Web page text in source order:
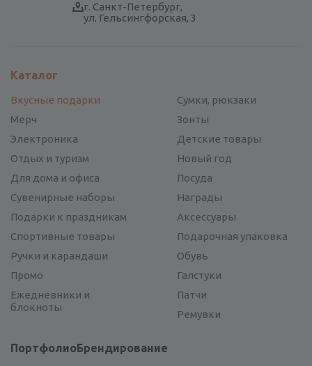
г. Санкт-Петербург,
ул. Гельсингфорская, 3
Каталог
Вкусные подарки
Мерч
Электроника
Отдых и туризм
Для дома и офиса
Сувенирные наборы
Подарки к праздникам
Спортивные товары
Ручки и карандаши
Промо
Ежедневники и
блокноты
Сумки, рюкзаки
Зонты
Детские товары
Новый год
Посуда
Награды
Аксессуары
Подарочная упаковка
Обувь
Галстуки
Патчи
Ремувки
ПортфолиоБрендирование